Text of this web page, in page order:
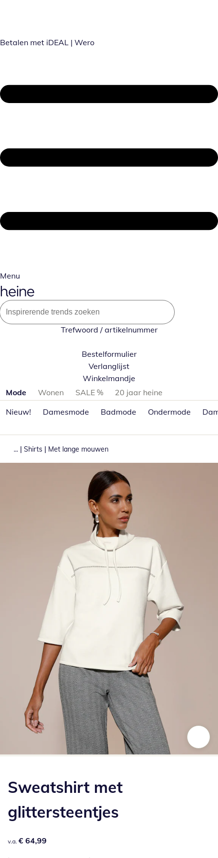
Betalen met iDEAL | Wero
Menu
Trefwoord / artikelnummer
Bestelformulier
Verlanglijst
Winkelmandje
Productcategorieën overslaan
Mode Wonen SALE %
20 jaar heine
Nieuw!
Damesmode Badmode Ondermode
... | Shirts | Met lange mouwen
Sweatshirt met
glittersteentjes
€ 64,99
v.a. € 64,99